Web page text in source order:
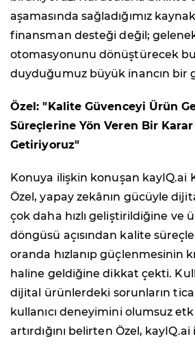
aşamasında sağladığımız
finansman desteği değil;
otomasyonunu dönüştürecek
duyduğumuz büyük inancın bir
Özel: "Kalite Güvenceyi Ürün
Süreçlerine Yön Veren Bir
Getiriyoruz"
Konuya ilişkin konuşan kayIQ.ai
Özel, yapay zekânın gücüyle
çok daha hızlı geliştirildiğine ve
döngüsü açısından kalite
oranda hızlanıp güçlenmesinin
haline geldiğine dikkat çekti.
dijital ürünlerdeki sorunların
kullanıcı deneyimini olumsuz
artırdığını belirten Özel,